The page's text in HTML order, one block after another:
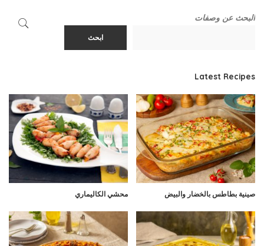
البحث عن وصفات
ابحث
Latest Recipes
صينية بطاطس بالخضار والبيض محشي الكاليماري